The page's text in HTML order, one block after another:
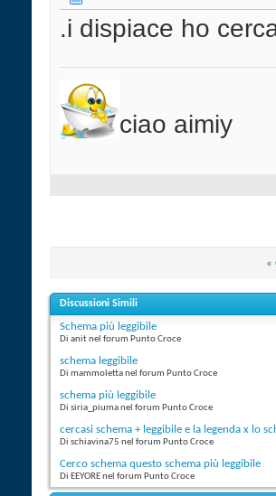
.i dispiace ho
ciao aimiy
«
Discussioni Simili
Schema più leggibile
Di anit nel forum Punto Croce
schema leggibile
Di mammoletta nel forum Punto Croce
schema più leggibile
Di siria_piuma nel forum Punto Croce
cercasi schema + leggibile e la legenda x lo
Di schiavina75 nel forum Punto Croce
Cerco schema questo schema più leggibile
Di EEYORE nel forum Punto Croce